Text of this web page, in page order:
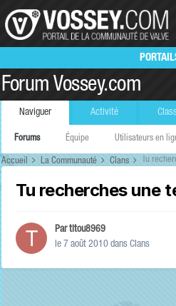
Forum Vossey.com
Naviguer
Forums Équipe Utilisateurs en
Activité
Accueil La Communauté Clans Tu
Tu recherches une
Partitou8969
le 7 août 2010 dans Clans